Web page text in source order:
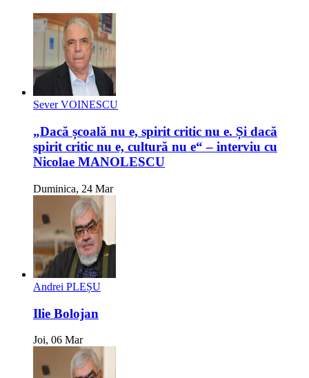
Sever VOINESCU
„Dacă școală nu e, spirit critic nu e. Și dacă
spirit critic nu e, cultură nu e“ – interviu cu
Nicolae MANOLESCU
Duminica, 24 Mar
Andrei PLEȘU
Ilie Bolojan
Joi, 06 Mar